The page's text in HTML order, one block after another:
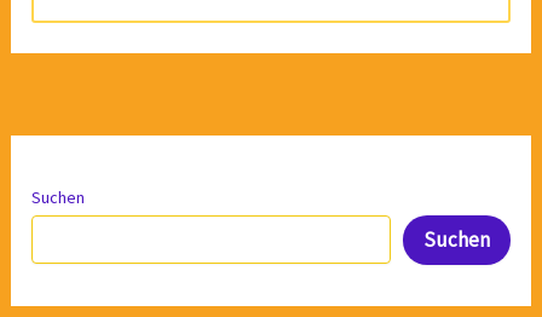
Suchen
Suchen